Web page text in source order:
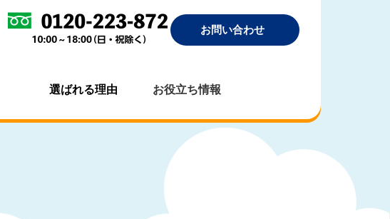
お問い合わせ
選ばれる理由 お役立ち情報